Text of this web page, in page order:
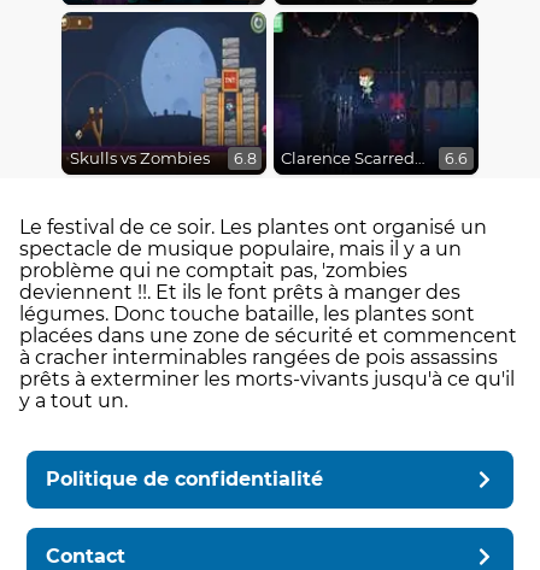
Skulls vs Zombies 6.8 Clarence Scarred Silly 6.6
Le festival de ce soir. Les plantes ont organisé un
spectacle de musique populaire, mais il y a un
problème qui ne comptait pas, 'zombies
deviennent !!. Et ils le font prêts à manger des
légumes. Donc touche bataille, les plantes sont
placées dans une zone de sécurité et commencent
à cracher interminables rangées de pois assassins
prêts à exterminer les morts-vivants jusqu'à ce qu'il
y a tout un.
Politique de confidentialité
Contact